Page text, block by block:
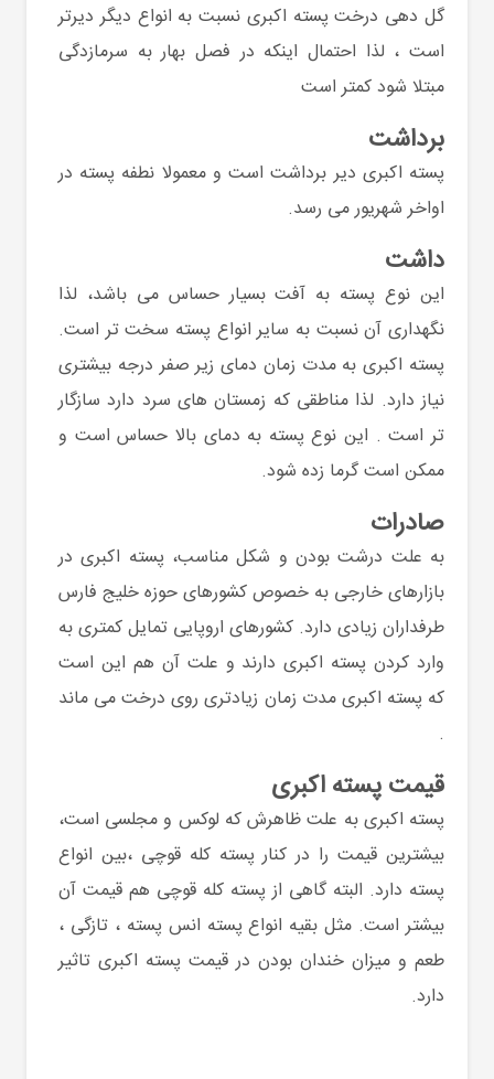
گل دهی درخت پسته اکبری نسبت به انواع دیگر دیرتر
است ، لذا احتمال اینکه در فصل بهار به سرمازدگی
مبتلا شود کمتر است
برداشت
پسته اکبری دیر برداشت است و معمولا نطفه پسته در
اواخر شهریور می رسد.
داشت
این نوع پسته به آفت بسیار حساس می باشد، لذا
نگهداری آن نسبت به سایر انواع پسته سخت تر است.
پسته اکبری به مدت زمان دمای زیر صفر درجه بیشتری
نیاز دارد. لذا مناطقی که زمستان های سرد دارد سازگار
تر است . این نوع پسته به دمای بالا حساس است و
ممکن است گرما زده شود.
صادرات
به علت درشت بودن و شکل مناسب، پسته اکبری در
بازارهای خارجی به خصوص کشورهای حوزه خلیج فارس
طرفداران زیادی دارد. کشورهای اروپایی تمایل کمتری به
وارد کردن پسته اکبری دارند و علت آن هم این است
که پسته اکبری مدت زمان زیادتری روی درخت می ماند
.
قیمت پسته اکبری
پسته اکبری به علت ظاهرش که لوکس و مجلسی است،
بیشترین قیمت را در کنار پسته کله قوچی ،بین انواع
پسته دارد. البته گاهی از پسته کله قوچی هم قیمت آن
بیشتر است. مثل بقیه انواع پسته انس پسته ، تازگی ،
طعم و میزان خندان بودن در قیمت پسته اکبری تاثیر
دارد.